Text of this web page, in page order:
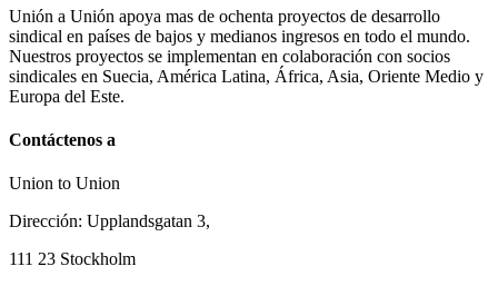
Unión a Unión apoya mas de ochenta proyectos de desarrollo
sindical en países de bajos y medianos ingresos en todo el mundo.
Nuestros proyectos se implementan en colaboración con socios
sindicales en Suecia, América Latina, África, Asia, Oriente Medio y
Europa del Este.
Contáctenos a
Union to Union
Dirección: Upplandsgatan 3,
111 23 Stockholm